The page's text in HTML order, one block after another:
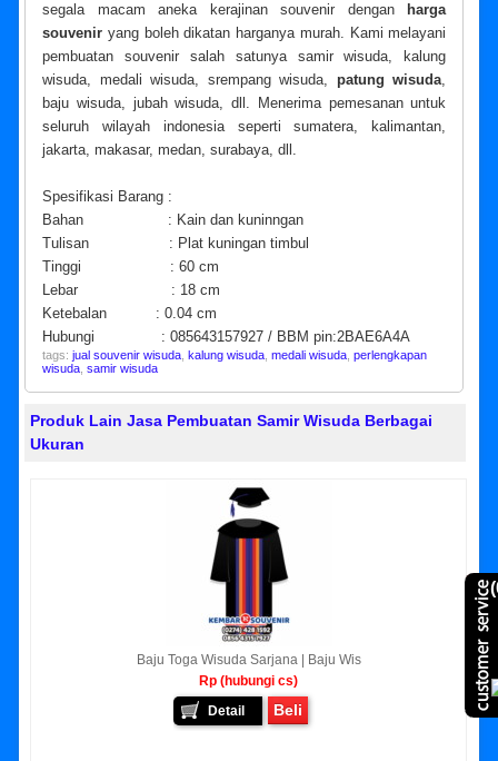
segala macam aneka kerajinan souvenir dengan
harga
souvenir yang boleh dikatan harganya murah. Kami melayani
pembuatan souvenir salah satunya samir wisuda, kalung
wisuda, medali wisuda, srempang wisuda, patung wisuda,
baju wisuda, jubah wisuda, dll. Menerima pemesanan untuk
seluruh wilayah indonesia seperti sumatera, kalimantan,
jakarta, makasar, medan, surabaya, dll.
Spesifikasi Barang :
Bahan : Kain dan kuninngan
Tulisan : Plat kuningan timbul
Tinggi : 60 cm
Lebar : 18 cm
Ketebalan : 0.04 cm
Hubungi : 085643157927 / BBM pin:2BAE6A4A
tags:jual souvenir wisuda ,kalung wisuda ,medali wisuda ,perlengkapan
wisuda ,samir wisuda
Produk Lain Jasa Pembuatan Samir Wisuda Berbagai
Ukuran
Baju Toga Wisuda Sarjana | Baju Wis
Rp (hubungi cs)
Detail
Beli